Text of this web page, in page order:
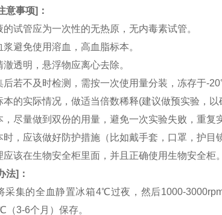
意事项]：
的试管应为一次性的无热原，无内毒素试管。
浆避免使用溶血，高血脂标本。
透明，悬浮物应离心去除。
后若不及时检测，需按一次使用量分装，冻存于-
本的实际情况，做适当倍数稀释(建议做预实验，以
，尽量做到双份的用量，避免一次实验失败，重复
时，应该做好防护措施（比如戴手套，口罩，护目
应该在生物安全柜里面，并且正确使用生物安全柜。
法]：
采集的全血静置冰箱4℃过夜，然后1000-
（3-6个月）保存。